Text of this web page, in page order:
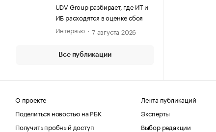
UDV Group разбирает, где ИТ и
ИБ расходятся в оценке сбоя
Интервью
7 августа 2026
Все публикации
О проекте
Поделиться новостью на РБК
Получить пробный доступ
Лента публикаций
Эксперты
Выбор редакции